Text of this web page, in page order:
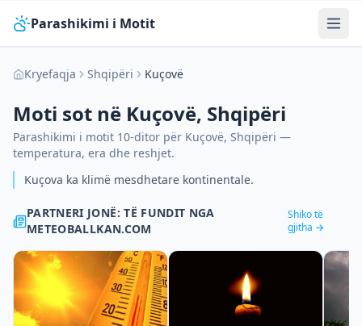
Parashikimi i Motit
Kryefaqja Shqipëri Kuçovë
Moti sot në Kuçovë, Shqipëri
Parashikimi i motit 10-ditor për Kuçovë, Shqipëri —
temperatura, era dhe reshjet.
Kuçova ka klimë mesdhetare kontinentale.
PARTNERI JONË: TË FUNDIT NGA
METEOBALLKAN.COM
Shiko të
gjitha →